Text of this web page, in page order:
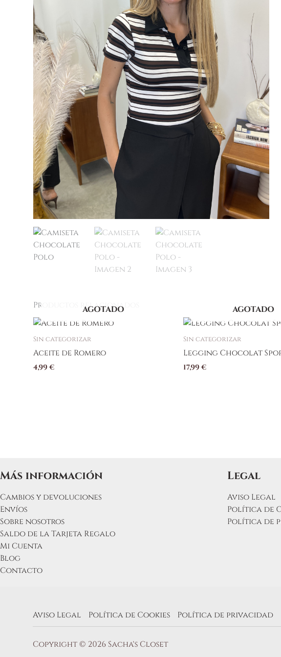
Productos relacionados
AGOTADO
Sin categorizar
Aceite de Romero
4,99€
AGOTADO
Sin categorizar
Legging Chocolat
17,99€
Este
producto
tiene
múltiples
variantes.
Más información
Cambios y devoluciones
Envíos
Sobre nosotros
Saldo de la Tarjeta Regalo
Mi Cuenta
Blog
Contacto
Legal
Aviso Legal
Política de
Política de
Aviso Legal Política de Cookies Política de privacidad
Copyright © 2026 Sacha's Closet